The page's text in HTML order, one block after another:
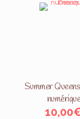
Summer
10,00